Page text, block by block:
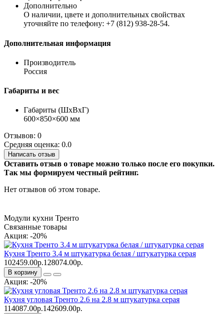
Дополнительно
О наличии, цвете и дополнительных свойствах
уточняйте по телефону: +7 (812) 938-28-54.
Дополнительная информация
Производитель
Россия
Габариты и вес
Габариты (ШхВхГ)
600×850×600 мм
Отзывов: 0
Средняя оценка: 0.0
Написать отзыв
Оставить отзыв о товаре можно только после его покупки.
Так мы формируем честный рейтинг.
Нет отзывов об этом товаре.
Модули кухни Тренто
Связанные товары
Акция: -20%
Кухня Тренто 3.4 м штукатурка белая / штукатурка серая
102459.00р.128074.00р.
В корзину
Акция: -20%
Кухня угловая Тренто 2.6 на 2.8 м штукатурка серая
114087.00р.142609.00р.